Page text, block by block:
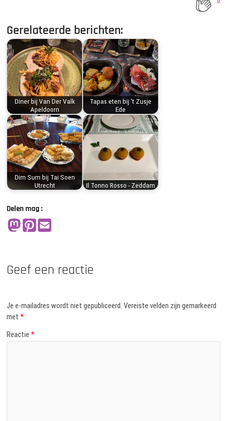
Gerelateerde berichten:
Diner bij Van Der Valk
Apeldoorn
Tapas eten bij 't Zusje
Ede
Dim Sum bij Tai Soen
Utrecht
Il Tonno Rosso - Zeddam
Delen mag :
Geef een reactie
Je e-mailadres wordt niet gepubliceerd. Vereiste velden zijn gemarkeerd
met*
Reactie*